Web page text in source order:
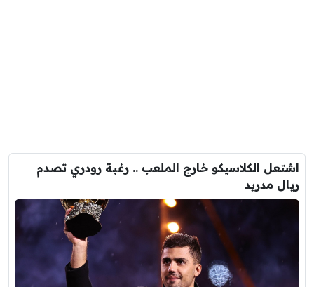
اشتعل الكلاسيكو خارج الملعب .. رغبة رودري تصدم
ريال مدريد